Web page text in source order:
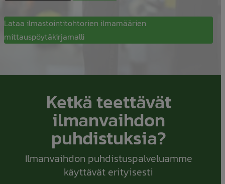
Lataa ilmastointitohtorien ilmamäärien
mittauspöytäkirjamalli
Ketkä teettävät
ilmanvaihdon
puhdistuksia?
Ilmanvaihdon puhdistuspalveluamme
käyttävät erityisesti